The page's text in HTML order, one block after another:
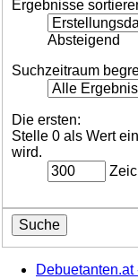
Ergebnisse
Absteigend
Suchzeitraum
Die ersten:
Stelle 0 als Wert
wird.
Debuetanten.at